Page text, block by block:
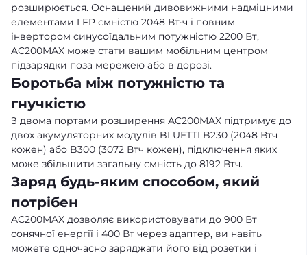
розширюється. Оснащений дивовижними надміцними
елементами LFP ємністю 2048 Вт·ч і повним
інвертором синусоїдальним потужністю 2200 Вт,
AC200MAX може стати вашим мобільним центром
підзарядки поза мережею або в дорозі.
Боротьба між потужністю та
гнучкістю
З двома портами розширення AC200MAX підтримує до
двох акумуляторних модулів BLUETTI B230 (2048 Втч
кожен) або B300 (3072 Втч кожен), підключення яких
може збільшити загальну ємність до 8192 Втч.
Заряд будь-яким способом, який
потрібен
AC200MAX дозволяє використовувати до 900 Вт
сонячної енергії і 400 Вт через адаптер, ви навіть
можете одночасно заряджати його від розетки і